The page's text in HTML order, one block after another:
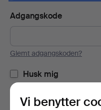
Adgangskode
Glemt adgangskoden?
Husk mig
Vi benytter